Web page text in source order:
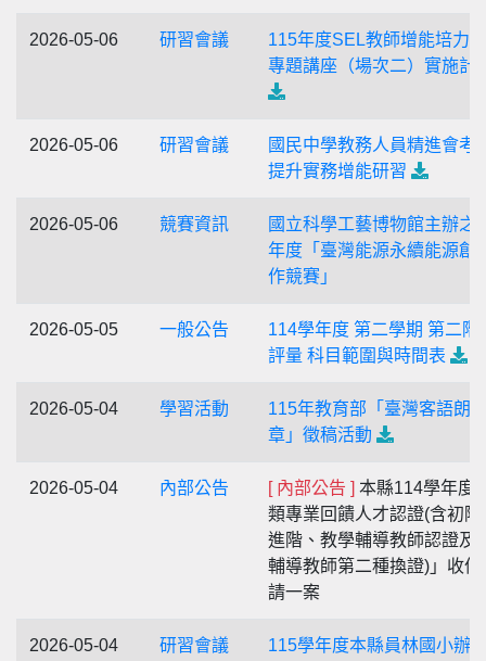
2026-05-06 研習會議
115年度SEL教師增能培力
專題講座（場次二）實施計
2026-05-06 研習會議
國民中學教務人員精進會考
提升實務增能研習
2026-05-06 競賽資訊
國立科學工藝博物館主辦之
年度「臺灣能源永續能源創
作競賽」
2026-05-05 一般公告
114學年度 第二學期 第二階
評量 科目範圍與時間表
2026-05-04 學習活動
115年教育部「臺灣客語朗
章」徵稿活動
2026-05-04 內部公告 [ 內部公告 ] 本縣114學年度
類專業回饋人才認證(含初階
進階、教學輔導教師認證及
輔導教師第二種換證)」收件
請一案
2026-05-04 研習會議
115學年度本縣員林國小辦